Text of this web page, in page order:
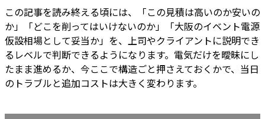
この記事を読み終える頃には、「この見積は高いのか安いの
か」「どこを削ってはいけないのか」「大阪のイベント電源
仮設相場として妥当か」を、上司やクライアントに説明でき
るレベルで判断できるようになります。電気だけを曖昧にし
たまま進めるか、今ここで構造ごと押さえておくかで、当日
のトラブルと追加コストは大きく変わります。